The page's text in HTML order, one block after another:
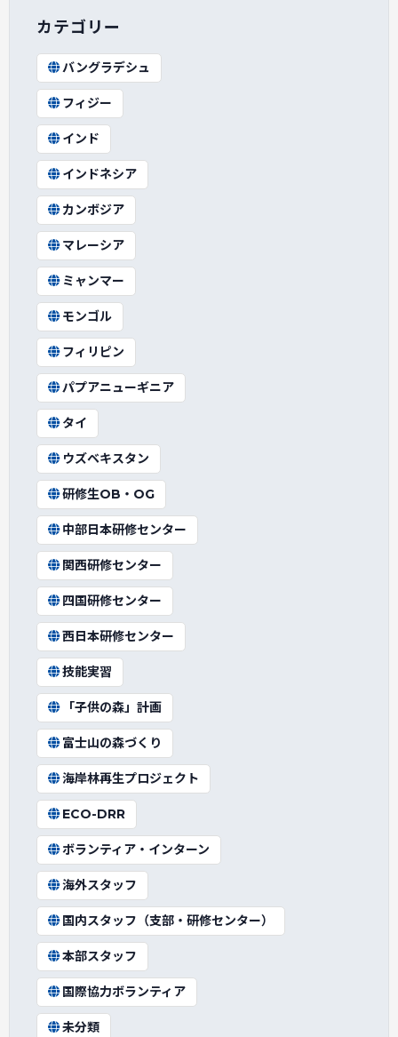
カテゴリー
バングラデシュ
フィジー
インド
インドネシア
カンボジア
マレーシア
ミャンマー
モンゴル
フィリピン
パプアニューギニア
タイ
ウズベキスタン
研修生OB・OG
中部日本研修センター
関西研修センター
四国研修センター
西日本研修センター
技能実習
「子供の森」計画
富士山の森づくり
海岸林再生プロジェクト
ECO-DRR
ボランティア・インターン
海外スタッフ
国内スタッフ（支部・研修センター）
本部スタッフ
国際協力ボランティア
未分類